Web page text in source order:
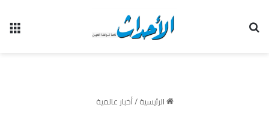
الرئيسية/أخبار عالمية